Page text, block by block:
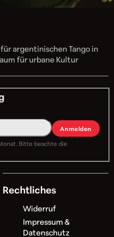
argentinischen Tango in
für urbane Kultur
Anmelden
Bitte beachte die
Rechtliches
Widerruf
Impressum &
Datenschutz